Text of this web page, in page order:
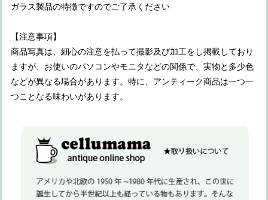
ガラス製品の特徴ですのでご了承ください
【注意事項】
商品写真は、細心の注意を払って撮影及び加工をし掲載しており
ますが、お使いのパソコンやモニタなどの関係で、実物と多少色
などが異なる場合があります。特に、アンティーク商品は一つ一
つことなる味わいがあります。